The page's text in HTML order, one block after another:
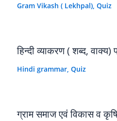
Gram Vikash ( Lekhpal), Quiz
हिन्दी व्याकरण ( शब्द, वाक्य)
Hindi grammar, Quiz
ग्राम समाज एवं विकास व कृषि